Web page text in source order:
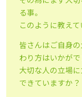
る事。
このように教えて
皆さんはご自身
わり方はいかが
大切な人の立場
できていますか？